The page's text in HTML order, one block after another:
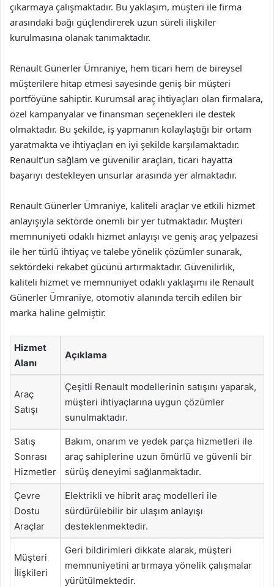
çıkarmaya çalışmaktadır. Bu yaklaşım, müşteri ile firma
arasındaki bağı güçlendirerek uzun süreli ilişkiler
kurulmasına olanak tanımaktadır.
Renault Günerler Ümraniye, hem ticari hem de bireysel
müşterilere hitap etmesi sayesinde geniş bir müşteri
portföyüne sahiptir. Kurumsal araç ihtiyaçları olan firmalara,
özel kampanyalar ve finansman seçenekleri ile destek
olmaktadır. Bu şekilde, iş yapmanın kolaylaştığı bir ortam
yaratmakta ve ihtiyaçları en iyi şekilde karşılamaktadır.
Renault’un sağlam ve güvenilir araçları, ticari hayatta
başarıyı destekleyen unsurlar arasında yer almaktadır.
Renault Günerler Ümraniye, kaliteli araçlar ve etkili hizmet
anlayışıyla sektörde önemli bir yer tutmaktadır. Müşteri
memnuniyeti odaklı hizmet anlayışı ve geniş araç yelpazesi
ile her türlü ihtiyaç ve talebe yönelik çözümler sunarak,
sektördeki rekabet gücünü artırmaktadır. Güvenilirlik,
kaliteli hizmet ve memnuniyet odaklı yaklaşımı ile Renault
Günerler Ümraniye, otomotiv alanında tercih edilen bir
marka haline gelmiştir.
Hizmet
Alanı
Açıklama
Araç
Satışı
Çeşitli Renault modellerinin satışını yaparak,
müşteri ihtiyaçlarına uygun çözümler
sunulmaktadır.
Satış
Sonrası
Hizmetler
Bakım, onarım ve yedek parça hizmetleri ile
araç sahiplerine uzun ömürlü ve güvenli bir
sürüş deneyimi sağlanmaktadır.
Çevre
Dostu
Araçlar
Elektrikli ve hibrit araç modelleri ile
sürdürülebilir bir ulaşım anlayışı
desteklenmektedir.
Müşteri
İlişkileri
Geri bildirimleri dikkate alarak, müşteri
memnuniyetini artırmaya yönelik çalışmalar
yürütülmektedir.